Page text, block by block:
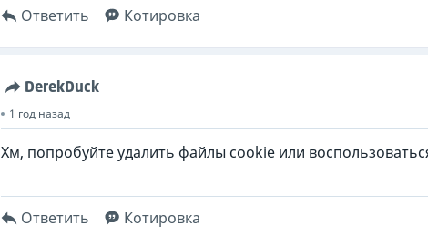
Ответить Котировка
DerekDuck
1 год назад
Хм, попробуйте удалить файлы cookie или
Ответить Котировка